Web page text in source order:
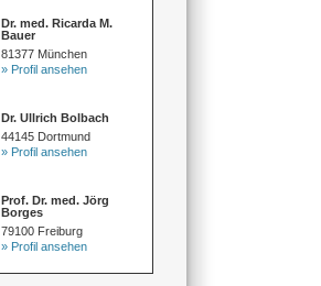
Dr. med. Ricarda M.
Bauer
81377 München
» Profil ansehen
Dr. Ullrich Bolbach
44145 Dortmund
» Profil ansehen
Prof. Dr. med. Jörg
Borges
79100 Freiburg
» Profil ansehen